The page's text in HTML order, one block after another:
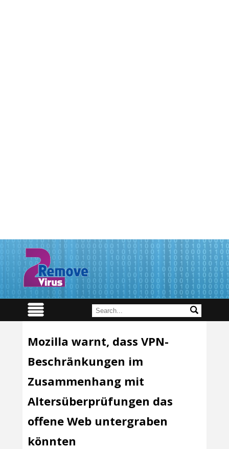
Mozilla warnt, dass VPN-
Beschränkungen im
Zusammenhang mit
Altersüberprüfungen das
offene Web untergraben
könnten